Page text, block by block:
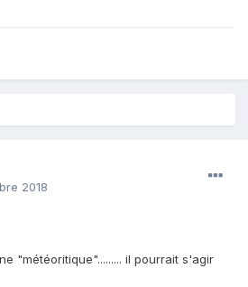
2018
"météoritique"......... il pourrait s'agir